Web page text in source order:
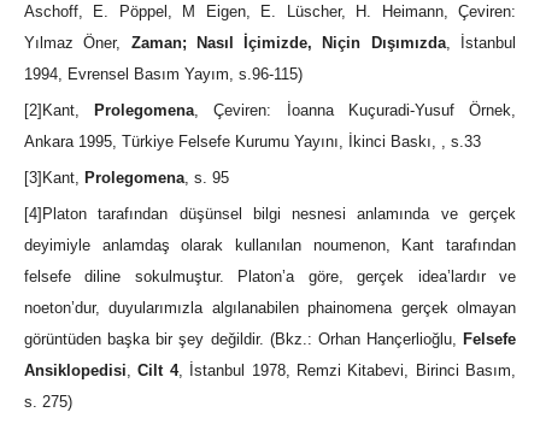
Aschoff, E. Pöppel, M Eigen, E. Lüscher, H. Heimann, Çeviren:
Yılmaz Öner, Zaman; Nasıl İçimizde, Niçin Dışımızda, İstanbul
1994, Evrensel Basım Yayım, s.96-115)
[2]Kant,
Prolegomena, Çeviren: İoanna Kuçuradi-Yusuf Örnek,
Ankara 1995, Türkiye Felsefe Kurumu Yayını, İkinci Baskı, , s.33
[3]Kant, Prolegomena, s. 95
[4]Platon tarafından düşünsel bilgi nesnesi anlamında ve gerçek
deyimiyle anlamdaş olarak kullanılan noumenon, Kant tarafından
felsefe diline sokulmuştur. Platon’a göre, gerçek idea’lardır ve
noeton’dur, duyularımızla algılanabilen phainomena gerçek olmayan
görüntüden başka bir şey değildir. (Bkz.: Orhan Hançerlioğlu, Felsefe
Ansiklopedisi,Cilt 4, İstanbul 1978, Remzi Kitabevi, Birinci Basım,
s. 275)